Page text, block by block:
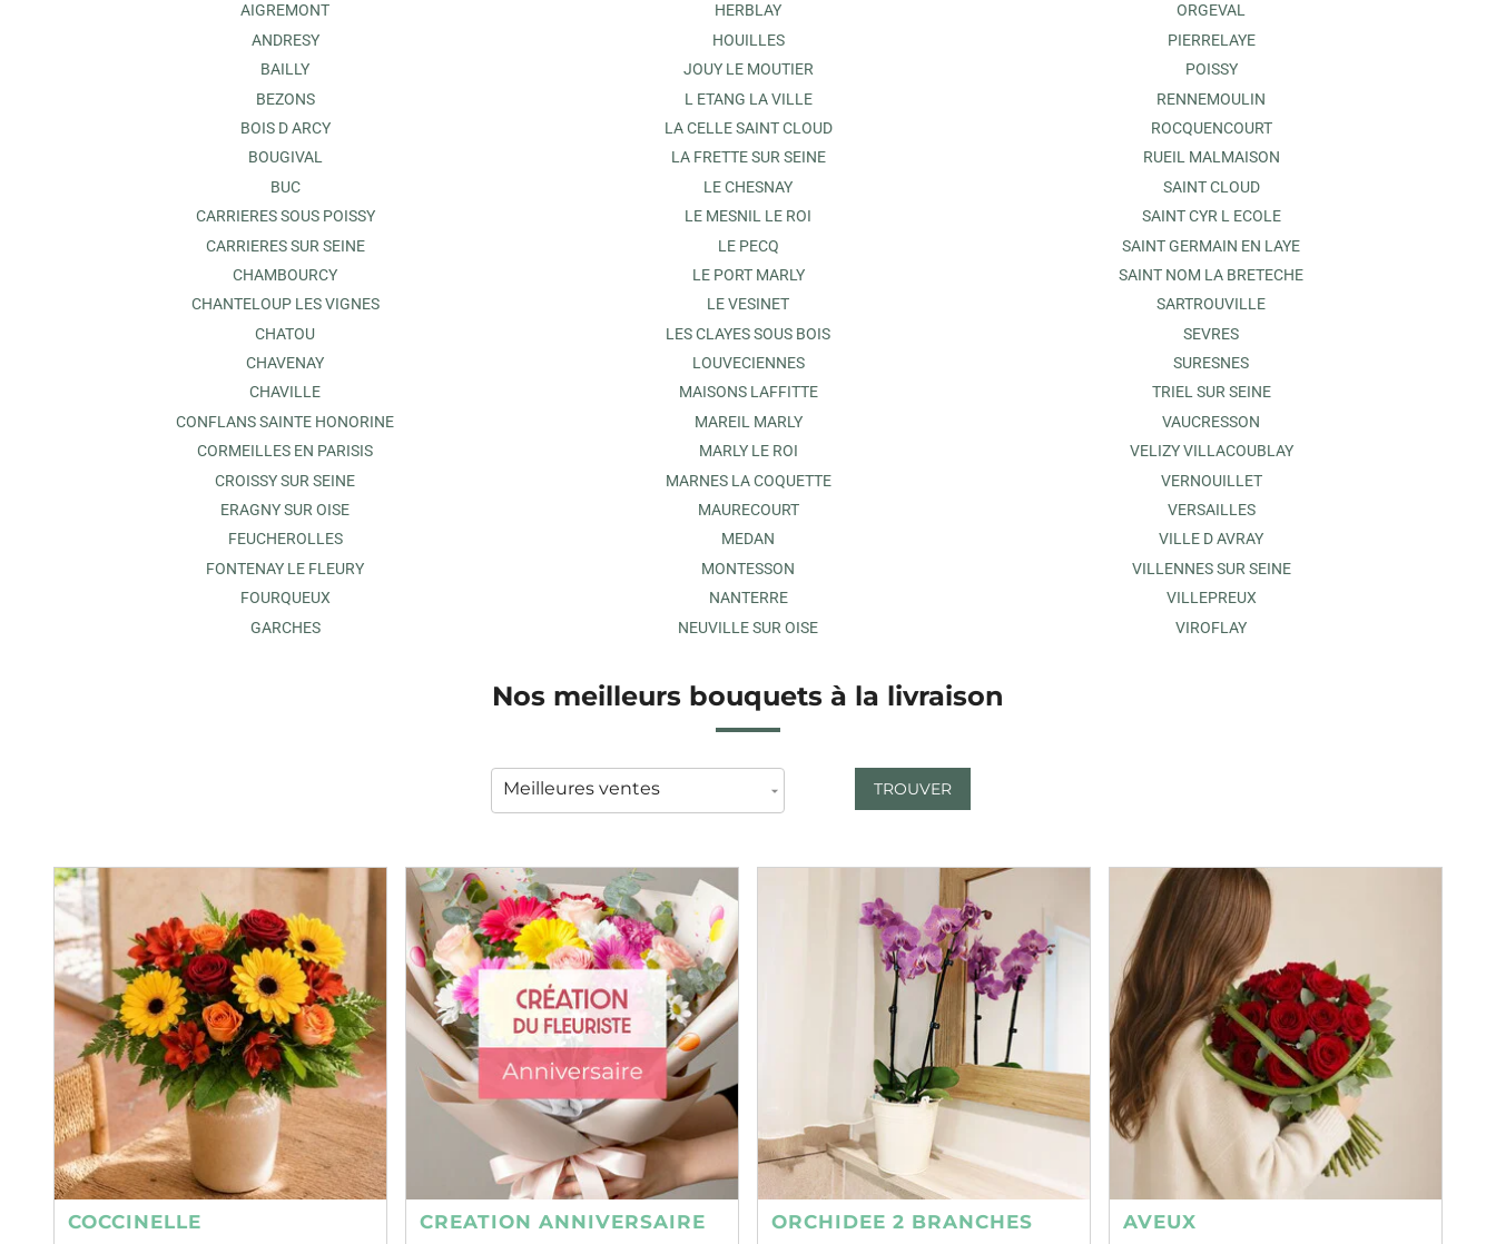
AIGREMONT
ANDRESY
BAILLY
BEZONS
BOIS D ARCY
BOUGIVAL
BUC
CARRIERES SOUS POISSY
CARRIERES SUR SEINE
CHAMBOURCY
CHANTELOUP LES VIGNES
CHATOU
CHAVENAY
CHAVILLE
CONFLANS SAINTE HONORINE
CORMEILLES EN PARISIS
CROISSY SUR SEINE
ERAGNY SUR OISE
FEUCHEROLLES
FONTENAY LE FLEURY
FOURQUEUX
GARCHES
HERBLAY
HOUILLES
JOUY LE MOUTIER
L ETANG LA VILLE
LA CELLE SAINT CLOUD
LA FRETTE SUR SEINE
LE CHESNAY
LE MESNIL LE ROI
LE PECQ
LE PORT MARLY
LE VESINET
LES CLAYES SOUS BOIS
LOUVECIENNES
MAISONS LAFFITTE
MAREIL MARLY
MARLY LE ROI
MARNES LA COQUETTE
MAURECOURT
MEDAN
MONTESSON
NANTERRE
NEUVILLE SUR OISE
ORGEVAL
PIERRELAYE
POISSY
RENNEMOULIN
ROCQUENCOURT
RUEIL MALMAISON
SAINT CLOUD
SAINT CYR L ECOLE
SAINT GERMAIN EN LAYE
SAINT NOM LA BRETECHE
SARTROUVILLE
SEVRES
SURESNES
TRIEL SUR SEINE
VAUCRESSON
VELIZY VILLACOUBLAY
VERNOUILLET
VERSAILLES
VILLE D AVRAY
VILLENNES SUR SEINE
VILLEPREUX
VIROFLAY
Nos meilleurs bouquets à la livraison
TROUVER
COCCINELLE CREATION ANNIVERSAIRE ORCHIDEE 2 BRANCHES AVEUX